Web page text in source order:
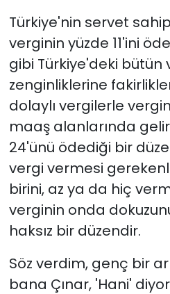
Türkiye'nin servet
verginin yüzde 11'ini
gibi Türkiye'deki bütün
zenginliklerine
dolaylı vergilerle
maaş alanlarında
24'ünü ödediği bir
vergi vermesi
birini, az ya da hiç
verginin onda
haksız bir düzendir.
Söz verdim, genç bir
bana Çınar, 'Hani'